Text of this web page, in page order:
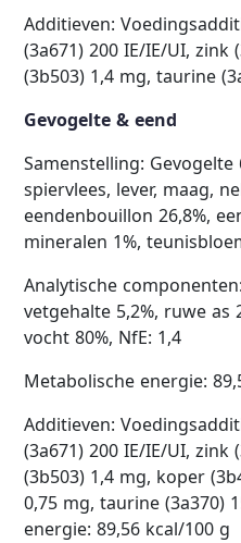
Additieven:
(3a671) 200 IE/IE/UI, zink
(3b503) 1,4 mg, taurine
Gevogelte & eend
Samenstelling:
spiervlees, lever, maag,
eendenbouillon 26,8%,
mineralen 1%,
Analytische
vetgehalte 5,2%, ruwe as
vocht 80%, NfE: 1,4
Metabolische energie:
Additieven:
(3a671) 200 IE/IE/UI, zink
(3b503) 1,4 mg, koper
0,75 mg, taurine (3a370)
energie: 89,56 kcal/100 g